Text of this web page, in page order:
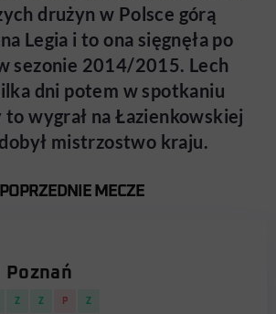
drużyn w Polsce górą
Legia i to ona sięgnęła po
sezonie 2014/2015. Lech
dni potem w spotkaniu
wygrał na Łazienkowskiej
mistrzostwo kraju.
POPRZEDNIE MECZE
Poznań
Z Z P Z